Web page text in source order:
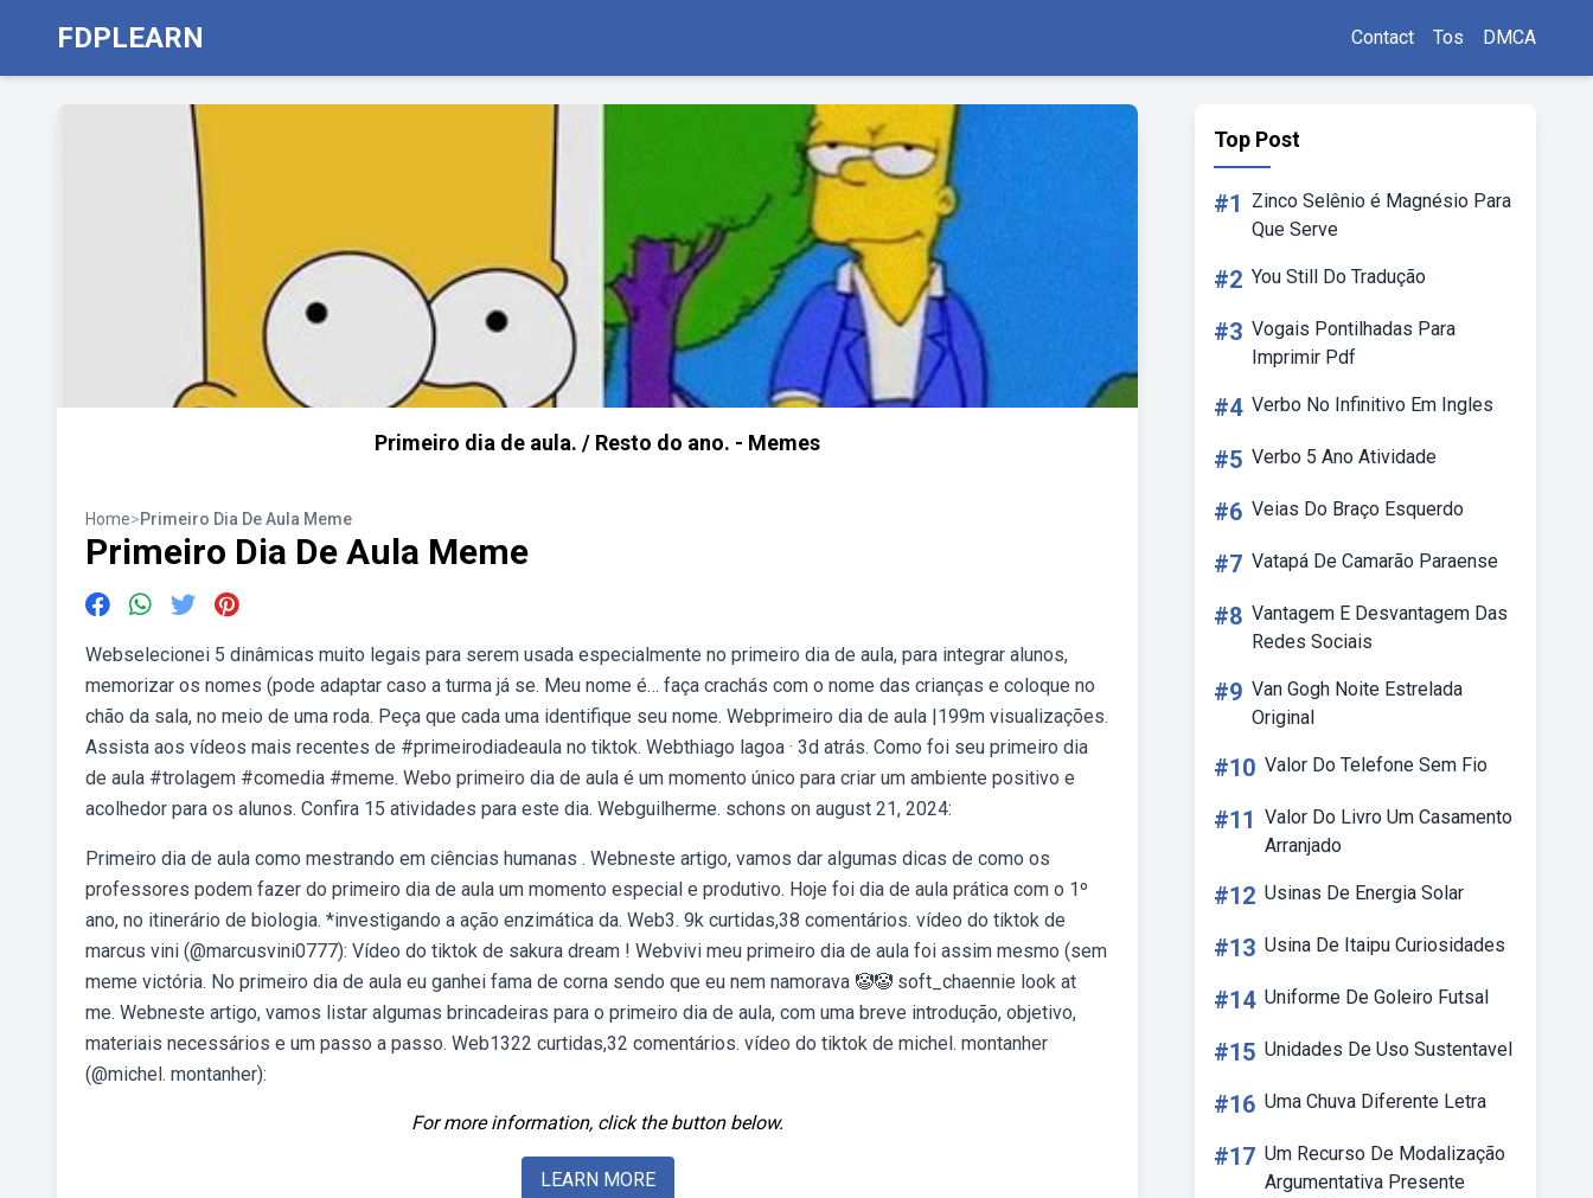
FDPLEARN Contact Tos DMCA
Primeiro dia de aula. / Resto do ano. - Memes
Home>Primeiro Dia De Aula Meme
Primeiro Dia De Aula Meme
Webselecionei 5 dinâmicas muito legais para serem usada especialmente no primeiro dia de aula, para integrar alunos,
memorizar os nomes (pode adaptar caso a turma já se. Meu nome é… faça crachás com o nome das crianças e coloque no
chão da sala, no meio de uma roda. Peça que cada uma identifique seu nome. Webprimeiro dia de aula |199m visualizações.
Assista aos vídeos mais recentes de #primeirodiadeaula no tiktok. Webthiago lagoa · 3d atrás. Como foi seu primeiro dia
de aula #trolagem #comedia #meme. Webo primeiro dia de aula é um momento único para criar um ambiente positivo e
acolhedor para os alunos. Confira 15 atividades para este dia. Webguilherme. schons on august 21, 2024:
Primeiro dia de aula como mestrando em ciências humanas ️. Webneste artigo, vamos dar algumas dicas de como os
professores podem fazer do primeiro dia de aula um momento especial e produtivo. Hoje foi dia de aula prática com o 1º
ano, no itinerário de biologia. *investigando a ação enzimática da. Web3. 9k curtidas,38 comentários. vídeo do tiktok de
marcus vini (@marcusvini0777): Vídeo do tiktok de sakura dream ! Webvivi meu primeiro dia de aula foi assim mesmo (sem
meme victória. No primeiro dia de aula eu ganhei fama de corna sendo que eu nem namorava 🤡🤡 soft_chaennie look at
me. Webneste artigo, vamos listar algumas brincadeiras para o primeiro dia de aula, com uma breve introdução, objetivo,
materiais necessários e um passo a passo. Web1322 curtidas,32 comentários. vídeo do tiktok de michel. montanher
(@michel. montanher):
For more information, click the button below.
LEARN MORE
Top Post
#1
Zinco Selênio é Magnésio Para
Que Serve
#2 You Still Do Tradução
#3 Vogais Pontilhadas Para
Imprimir Pdf
#4 Verbo No Infinitivo Em Ingles
#5 Verbo 5 Ano Atividade
#6 Veias Do Braço Esquerdo
#7 Vatapá De Camarão Paraense
#8 Vantagem E Desvantagem Das
Redes Sociais
#9 Van Gogh Noite Estrelada
Original
#10 Valor Do Telefone Sem Fio
#11 Valor Do Livro Um Casamento
Arranjado
#12 Usinas De Energia Solar
#13 Usina De Itaipu Curiosidades
#14 Uniforme De Goleiro Futsal
#15 Unidades De Uso Sustentavel
#16 Uma Chuva Diferente Letra
#17 Um Recurso De Modalização
Argumentativa Presente